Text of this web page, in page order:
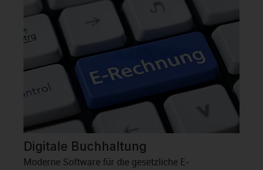
Digitale Buchhaltung
Moderne Software für die gesetzliche E-